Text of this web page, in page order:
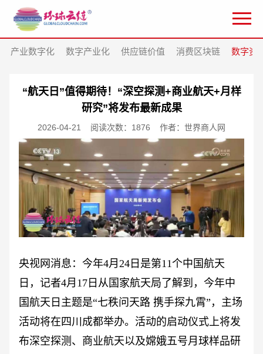
产业数字化 数字产业化 供应链价值 消费区块链 数字资
“航天日”值得期待！“深空探测+商业航天+月样
研究”将发布最新成果
2026-04-21 阅读次数：1876 作者：世界商人网
央视网消息：今年4月24日是第11个中国航天
日，记者4月17日从国家航天局了解到，今年中
国航天日主题是“七秩问天路 携手探九霄”，主场
活动将在四川成都举办。活动的启动仪式上将发
布深空探测、商业航天以及嫦娥五号月球样品研